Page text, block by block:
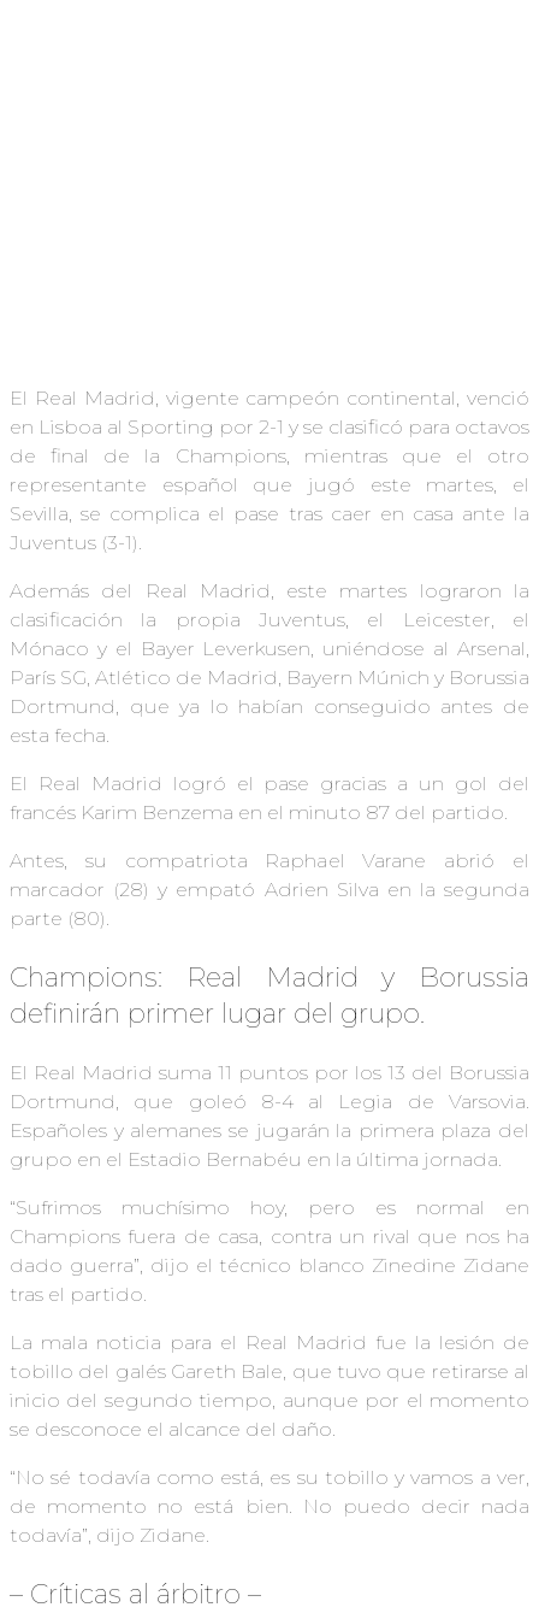
El Real Madrid, vigente campeón continental, venció
en Lisboa al Sporting por 2-1 y se clasificó para octavos
de final de la Champions, mientras que el otro
representante español que jugó este martes, el
Sevilla, se complica el pase tras caer en casa ante la
Juventus (3-1).
Además del Real Madrid, este martes lograron la
clasificación la propia Juventus, el Leicester, el
Mónaco y el Bayer Leverkusen, uniéndose al Arsenal,
París SG, Atlético de Madrid, Bayern Múnich y Borussia
Dortmund, que ya lo habían conseguido antes de
esta fecha.
El Real Madrid logró el pase gracias a un gol del
francés Karim Benzema en el minuto 87 del partido.
Antes, su compatriota Raphael Varane abrió el
marcador (28) y empató Adrien Silva en la segunda
parte (80).
Champions: Real Madrid y Borussia
definirán primer lugar del grupo.
El Real Madrid suma 11 puntos por los 13 del Borussia
Dortmund, que goleó 8-4 al Legia de Varsovia.
Españoles y alemanes se jugarán la primera plaza del
grupo en el Estadio Bernabéu en la última jornada.
“Sufrimos muchísimo hoy, pero es normal en
Champions fuera de casa, contra un rival que nos ha
dado guerra”, dijo el técnico blanco Zinedine Zidane
tras el partido.
La mala noticia para el Real Madrid fue la lesión de
tobillo del galés Gareth Bale, que tuvo que retirarse al
inicio del segundo tiempo, aunque por el momento
se desconoce el alcance del daño.
“No sé todavía como está, es su tobillo y vamos a ver,
de momento no está bien. No puedo decir nada
todavía”, dijo Zidane.
– Críticas al árbitro –